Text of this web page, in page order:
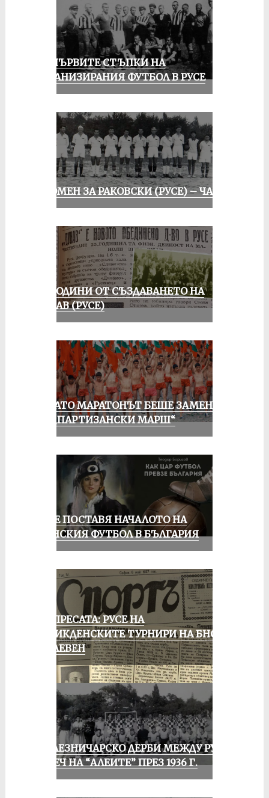
ЗА ПЪРВИТЕ СТЪПКИ НА
ОРГАНИЗИРАНИЯ ФУТБОЛ В РУСЕ
СПОМЕН ЗА РАКОВСКИ (РУСЕ) – ЧАСТ I
70 ГОДИНИ ОТ СЪЗДАВАНЕТО НА
ДУНАВ (РУСЕ)
КОГАТО МАРАТОНЪТ БЕШЕ ЗАМЕНЕН
ОТ „ПАРТИЗАНСКИ МАРШ“
РУСЕ ПОСТАВЯ НАЧАЛОТО НА
ЖЕНСКИЯ ФУТБОЛ В БЪЛГАРИЯ
ОТ ПРЕСАТА: РУСЕ НА
ВЕЛИКДЕНСКИТЕ ТУРНИРИ НА БНСФ
В ПЛЕВЕН
ЖЕЛЕЗНИЧАРСКО ДЕРБИ МЕЖДУ РУСЕ
И ПЕЧ НА “АЛЕИТЕ” ПРЕЗ 1936 Г.